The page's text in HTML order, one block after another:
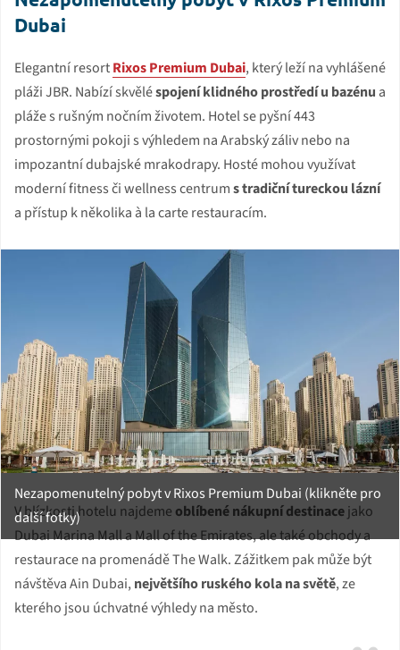
Dubai
Elegantní resortRixos Premium Dubai, který leží na vyhlášené
pláži JBR. Nabízí skvěléspojení klidného prostředí u bazénu a
pláže s rušným nočním životem. Hotel se pyšní 443
prostornými pokoji s výhledem na Arabský záliv nebo na
impozantní dubajské mrakodrapy. Hosté mohou využívat
moderní fitness či wellness centrums tradiční tureckou lázní
a přístup k několika à la carte restauracím.
Nezapomenutelný pobyt v Rixos Premium Dubai (klikněte pro
další fotky)
V blízkosti hotelu najdeme oblíbené nákupní destinacejako
Dubai Marina Mall a Mall of the Emirates, ale také obchody a
restaurace na promenádě The Walk. Zážitkem pak může být
návštěva Ain Dubai, největšího ruského kola na světě, ze
kterého jsou úchvatné výhledy na město.